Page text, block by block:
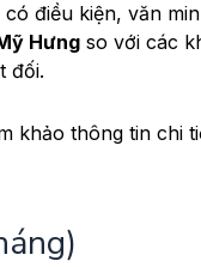
điều kiện, văn
Hưng so với các
đối.
khảo thông tin chi